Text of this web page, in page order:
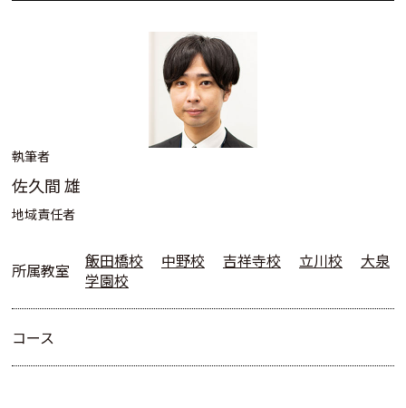
執筆者
佐久間 雄
地域責任者
所属教室 飯田橋校 中野校 吉祥寺校 立川校
大泉
学園校
コース